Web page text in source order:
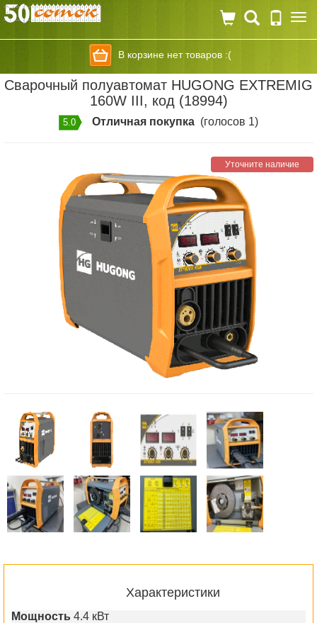
В корзине нет товаров :(
Сварочный полуавтомат HUGONG EXTREMIG
160W III, код (18994)
5.0 Отличная покупка (голосов 1)
Уточните наличие
Характеристики
Мощность 4.4 кВт